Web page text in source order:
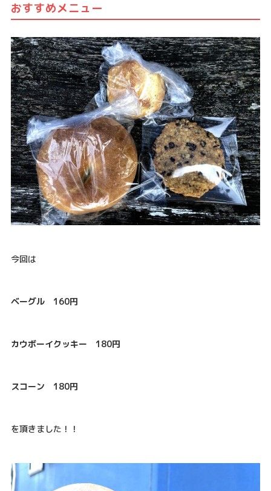
おすすめメニュー
今回は
ベーグル 160円
カウボーイクッキー 180円
スコーン 180円
を頂きました！！